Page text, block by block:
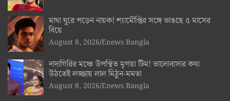
মাথা ঘুরে পড়েন নায়ক! শ্যামৌপ্তির সঙ্গে ভাঙছে ৫ মাসের
বিয়ে
August 8, 2026 Enews Bangla
দাদাগিরির মঞ্চে উপস্থিত মৃগয়া টিম! ভালোবাসার কথা
উঠতেই লজ্জায় লাল মিঠুন-মমতা
August 8, 2026 Enews Bangla